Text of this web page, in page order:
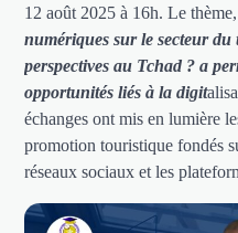
12 août 2025 à 16h. Le thème,
numériques sur le secteur du
perspectives au Tchad ? a
opportunités liés à la digit
échanges ont mis en lumière
promotion touristique fondés
réseaux sociaux et les